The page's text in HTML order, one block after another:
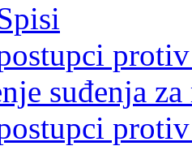
suđenja